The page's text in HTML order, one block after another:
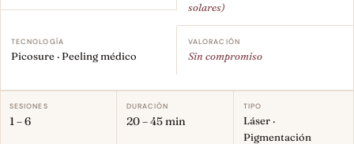
solares)
TECNOLOGÍA
Picosure · Peeling médico
VALORACIÓN
Sin compromiso
SESIONES
1 – 6
DURACIÓN
20 – 45 min
TIPO
Láser ·
Pigmentación